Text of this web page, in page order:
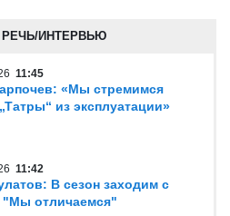
ИНТЕРВЬЮ
11:45
«Мы стремимся
из эксплуатации»
11:42
В сезон заходим с
"Мы отличаемся"